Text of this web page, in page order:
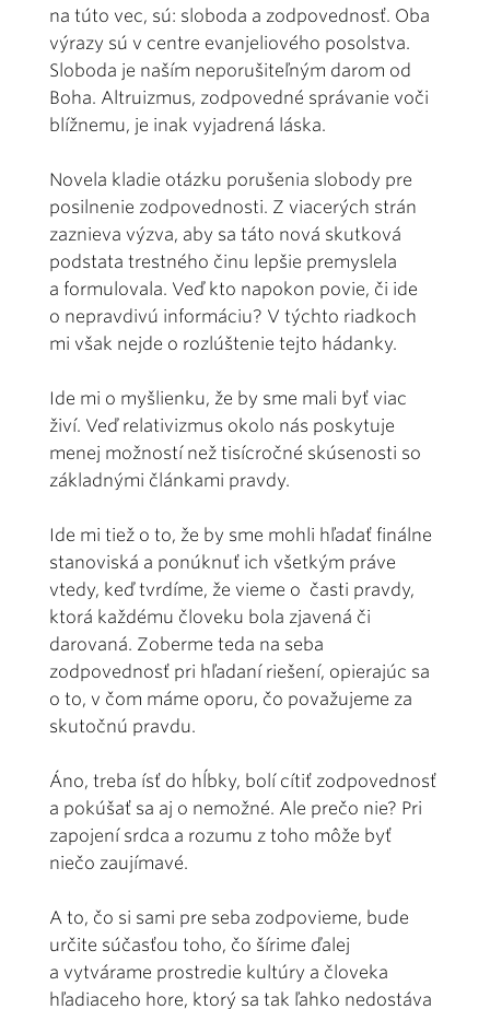
na túto vec, sú: sloboda a zodpovednosť. Oba
výrazy sú v centre evanjeliového posolstva.
Sloboda je naším neporušiteľným darom od
Boha. Altruizmus, zodpovedné správanie voči
blížnemu, je inak vyjadrená láska.
Novela kladie otázku porušenia slobody pre
posilnenie zodpovednosti. Z viacerých strán
zaznieva výzva, aby sa táto nová skutková
podstata trestného činu lepšie premyslela
a formulovala. Veď kto napokon povie, či ide
o nepravdivú informáciu? V týchto riadkoch
mi však nejde o rozlúštenie tejto hádanky.
Ide mi o myšlienku, že by sme mali byť viac
živí. Veď relativizmus okolo nás poskytuje
menej možností než tisícročné skúsenosti so
základnými článkami pravdy.
Ide mi tiež o to, že by sme mohli hľadať finálne
stanoviská a ponúknuť ich všetkým práve
vtedy, keď tvrdíme, že vieme o časti pravdy,
ktorá každému človeku bola zjavená či
darovaná. Zoberme teda na seba
zodpovednosť pri hľadaní riešení, opierajúc sa
o to, v čom máme oporu, čo považujeme za
skutočnú pravdu.
Áno, treba ísť do hĺbky, bolí cítiť zodpovednosť
a pokúšať sa aj o nemožné. Ale prečo nie? Pri
zapojení srdca a rozumu z toho môže byť
niečo zaujímavé.
A to, čo si sami pre seba zodpovieme, bude
určite súčasťou toho, čo šírime ďalej
a vytvárame prostredie kultúry a človeka
hľadiaceho hore, ktorý sa tak ľahko nedostáva